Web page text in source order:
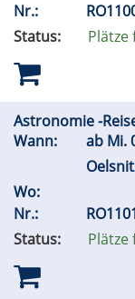
Nr.:
Status:
Plätze
Astronomie -
Wann:
ab Mi.
Wo:
Nr.:
Status:
Plätze